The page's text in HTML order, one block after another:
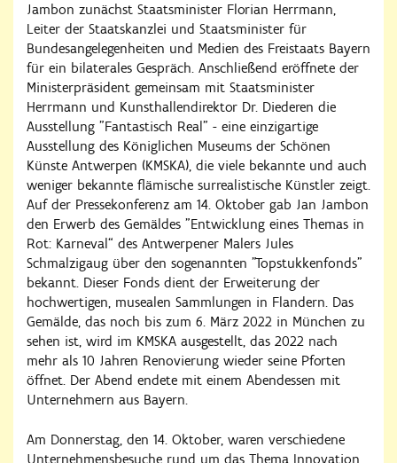
Jambon zunächst Staatsminister Florian Herrmann,
Leiter der Staatskanzlei und Staatsminister für
Bundesangelegenheiten und Medien des Freistaats Bayern
für ein bilaterales Gespräch. Anschließend eröffnete der
Ministerpräsident gemeinsam mit Staatsminister
Herrmann und Kunsthallendirektor Dr. Diederen die
Ausstellung "Fantastisch Real" - eine einzigartige
Ausstellung des Königlichen Museums der Schönen
Künste Antwerpen (KMSKA), die viele bekannte und auch
weniger bekannte flämische surrealistische Künstler zeigt.
Auf der Pressekonferenz am 14. Oktober gab Jan Jambon
den Erwerb des Gemäldes "Entwicklung eines Themas in
Rot: Karneval“ des Antwerpener Malers Jules
Schmalzigaug über den sogenannten "Topstukkenfonds"
bekannt. Dieser Fonds dient der Erweiterung der
hochwertigen, musealen Sammlungen in Flandern. Das
Gemälde, das noch bis zum 6. März 2022 in München zu
sehen ist, wird im KMSKA ausgestellt, das 2022 nach
mehr als 10 Jahren Renovierung wieder seine Pforten
öffnet. Der Abend endete mit einem Abendessen mit
Unternehmern aus Bayern.
Am Donnerstag, den 14. Oktober, waren verschiedene
Unternehmensbesuche rund um das Thema Innovation